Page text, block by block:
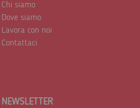
Chi siamo
Dove siamo
Lavora con noi
Contattaci
NEWSLETTER